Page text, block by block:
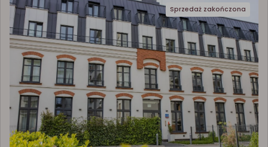
Sprzedaż zakończona